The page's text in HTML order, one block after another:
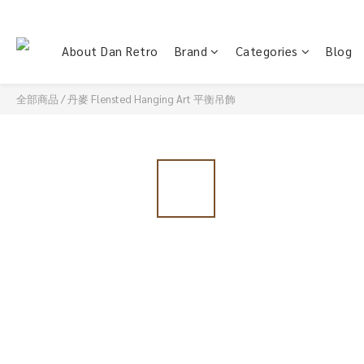
About Dan Retro Brand Categories Blog
全部商品 /丹麥 Flensted Hanging Art 平衡吊飾